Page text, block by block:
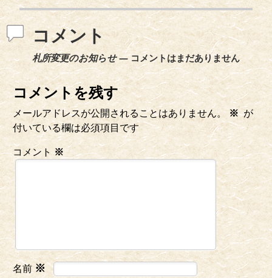
コメント
札所変更のお知らせ— コメントはまだありません
コメントを残す
メールアドレスが公開されることはありません。 ※が
付いている欄は必須項目です
コメント※
名前※